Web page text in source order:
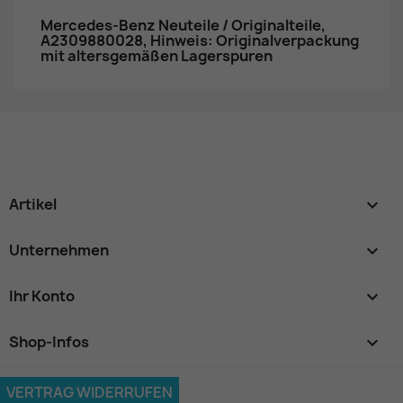
Mercedes-Benz Neuteile / Originalteile,
A2309880028, Hinweis: Originalverpackung
mit altersgemäßen Lagerspuren
Artikel 
Unternehmen 
Ihr Konto 
Shop-Infos keyboard_arrow_down
VERTRAG WIDERRUFEN